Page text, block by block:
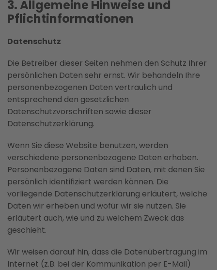
3. Allgemeine Hinweise und
Pflichtinformati­onen
Datenschutz
Die Betreiber dieser Seiten nehmen den Schutz Ihrer
persönlichen Daten sehr ernst. Wir behandeln Ihre
personenbezogenen Daten vertraulich und
entsprechend den gesetzlichen
Datenschutzvorschriften sowie dieser
Datenschutzerklärung.
Wenn Sie diese Website benutzen, werden
verschiedene personenbezogene Daten erhoben.
Personenbezogene Daten sind Daten, mit denen Sie
persönlich identifiziert werden können. Die
vorliegende Datenschutzerklärung erläutert, welche
Daten wir erheben und wofür wir sie nutzen. Sie
erläutert auch, wie und zu welchem Zweck das
geschieht.
Wir weisen darauf hin, dass die Datenübertragung im
Internet (z.B. bei der Kommunikation per E-Mail)